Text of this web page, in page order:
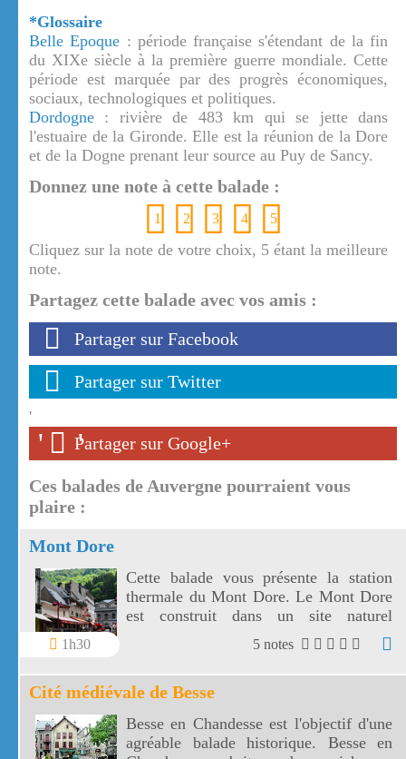
*Glossaire
Belle Epoque : période française s'étendant de la fin
du XIXe siècle à la première guerre mondiale. Cette
période est marquée par des progrès économiques,
sociaux, technologiques et politiques.
Dordogne : rivière de 483 km qui se jette dans
l'estuaire de la Gironde. Elle est la réunion de la Dore
et de la Dogne prenant leur source au Puy de Sancy.
Donnez une note à cette balade :
1 2 3 4 5
Cliquez sur la note de votre choix, 5 étant la meilleure
note.
Partagez cette balade avec vos amis :
Partager sur Facebook
Partager sur Twitter
'
' '
Partager sur Google+
Ces balades de Auvergne pourraient vous
plaire :
Mont Dore
1h30
Cette balade vous présente la station
thermale du Mont Dore. Le Mont Dore
est construit dans un site naturel
5 notes
Cité médiévale de Besse
Besse en Chandesse est l'objectif d'une
agréable balade historique. Besse en